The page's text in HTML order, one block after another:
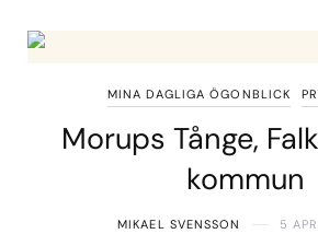
MINA DAGLIGA ÖGONBLICK
Morups Tånge,
kommun
MIKAEL SVENSSON 5